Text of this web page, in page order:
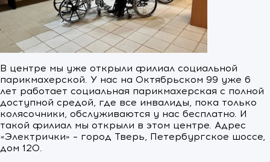
В центре мы уже открыли филиал социальной
парикмахерской. У нас на Октябрьском 99 уже 6
лет работает социальная парикмахерская с полной
доступной средой, где все инвалиды, пока только
колясочники, обслуживаются у нас бесплатно. И
такой филиал мы открыли в этом центре. Адрес
«Электрички» – город Тверь, Петербургское шоссе,
дом 120.